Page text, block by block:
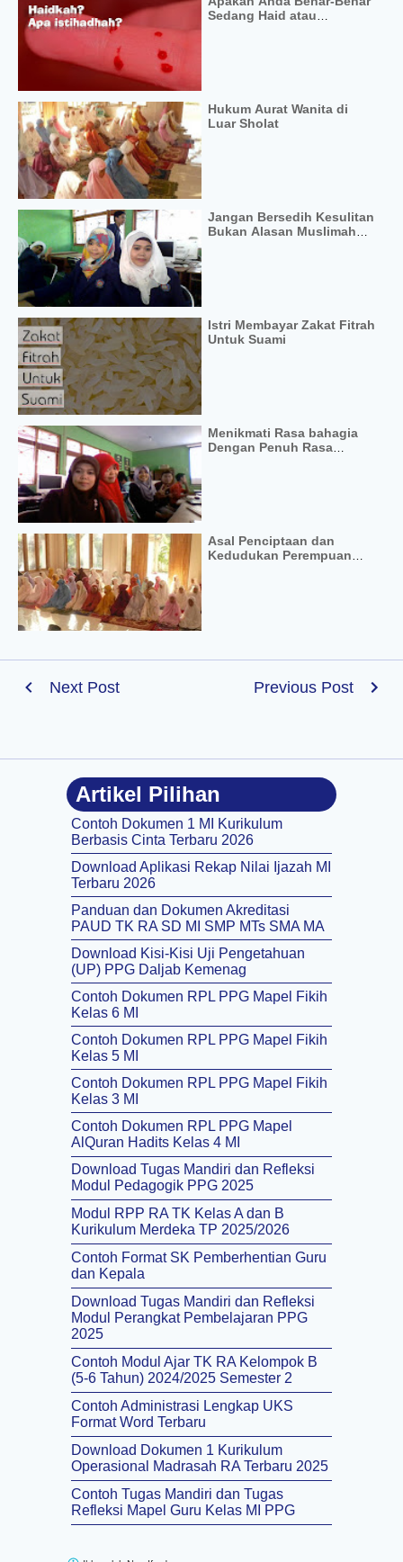
Sedang Haid atau
Hukum Aurat Wanita di
Luar Sholat
Jangan Bersedih Kesulitan
Bukan Alasan Muslimah
Istri Membayar Zakat Fitrah
Untuk Suami
Menikmati Rasa bahagia
Dengan Penuh Rasa
Asal Penciptaan dan
Kedudukan Perempuan
Next Post Previous Post
Artikel Pilihan
Contoh Dokumen 1 MI Kurikulum
Berbasis Cinta Terbaru 2026
Download Aplikasi Rekap Nilai Ijazah MI
Terbaru 2026
Panduan dan Dokumen Akreditasi
PAUD TK RA SD MI SMP MTs SMA MA
Download Kisi-Kisi Uji Pengetahuan
(UP) PPG Daljab Kemenag
Contoh Dokumen RPL PPG Mapel Fikih
Kelas 6 MI
Contoh Dokumen RPL PPG Mapel Fikih
Kelas 5 MI
Contoh Dokumen RPL PPG Mapel Fikih
Kelas 3 MI
Contoh Dokumen RPL PPG Mapel
AlQuran Hadits Kelas 4 MI
Download Tugas Mandiri dan Refleksi
Modul Pedagogik PPG 2025
Modul RPP RA TK Kelas A dan B
Kurikulum Merdeka TP 2025/2026
Contoh Format SK Pemberhentian Guru
dan Kepala
Download Tugas Mandiri dan Refleksi
Modul Perangkat Pembelajaran PPG
2025
Contoh Modul Ajar TK RA Kelompok B
(5-6 Tahun) 2024/2025 Semester 2
Contoh Administrasi Lengkap UKS
Format Word Terbaru
Download Dokumen 1 Kurikulum
Operasional Madrasah RA Terbaru 2025
Contoh Tugas Mandiri dan Tugas
Refleksi Mapel Guru Kelas MI PPG